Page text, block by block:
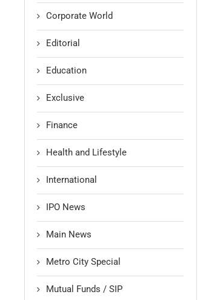
Corporate World
Editorial
Education
Exclusive
Finance
Health and Lifestyle
International
IPO News
Main News
Metro City Special
Mutual Funds / SIP